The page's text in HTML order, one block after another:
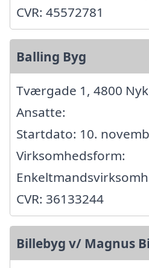
CVR: 45572781
Balling Byg
Tværgade 1, 4800
Ansatte:
Startdato: 10.
Virksomhedsform:
CVR: 36133244
Billebyg v/ Magnus